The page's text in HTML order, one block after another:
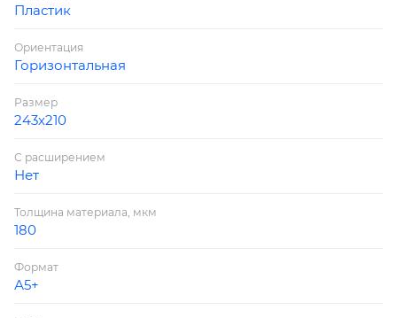
Пластик
Ориентация
Горизонтальная
Размер
243х210
С расширением
Нет
Толщина материала, мкм
180
Формат
А5+